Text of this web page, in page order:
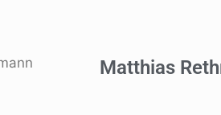
Matthias